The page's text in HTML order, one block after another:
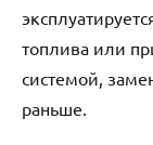
топлива или
системой,
раньше.